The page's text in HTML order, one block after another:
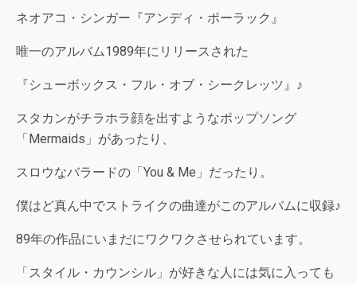
ネオアコ・シンガー『アンディ・ポーラック』
唯一のアルバム1989年にリリースされた
『シューボックス・フル・オブ・シークレッツ』♪
スタカンがチラホラ顔を出すようなポップソング
「Mermaids」があったり、
スロウなバラードの「You & Me」だったり。
僕はど真ん中でストライクの曲達がこのアルバムに収録♪
89年の作品にいまだにワクワクさせられています。
「スタイル・カウンシル」が好きな人には気に入っても